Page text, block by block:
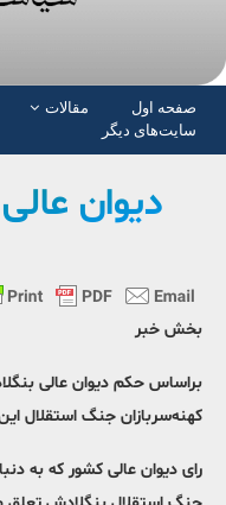
صفحە اول مقالات
سایت‌های دیگر
دیوان
بخش خبر
کهنه‌سربازان جنگ استقلال این کشور در
رای دیوان عالی کشور که به